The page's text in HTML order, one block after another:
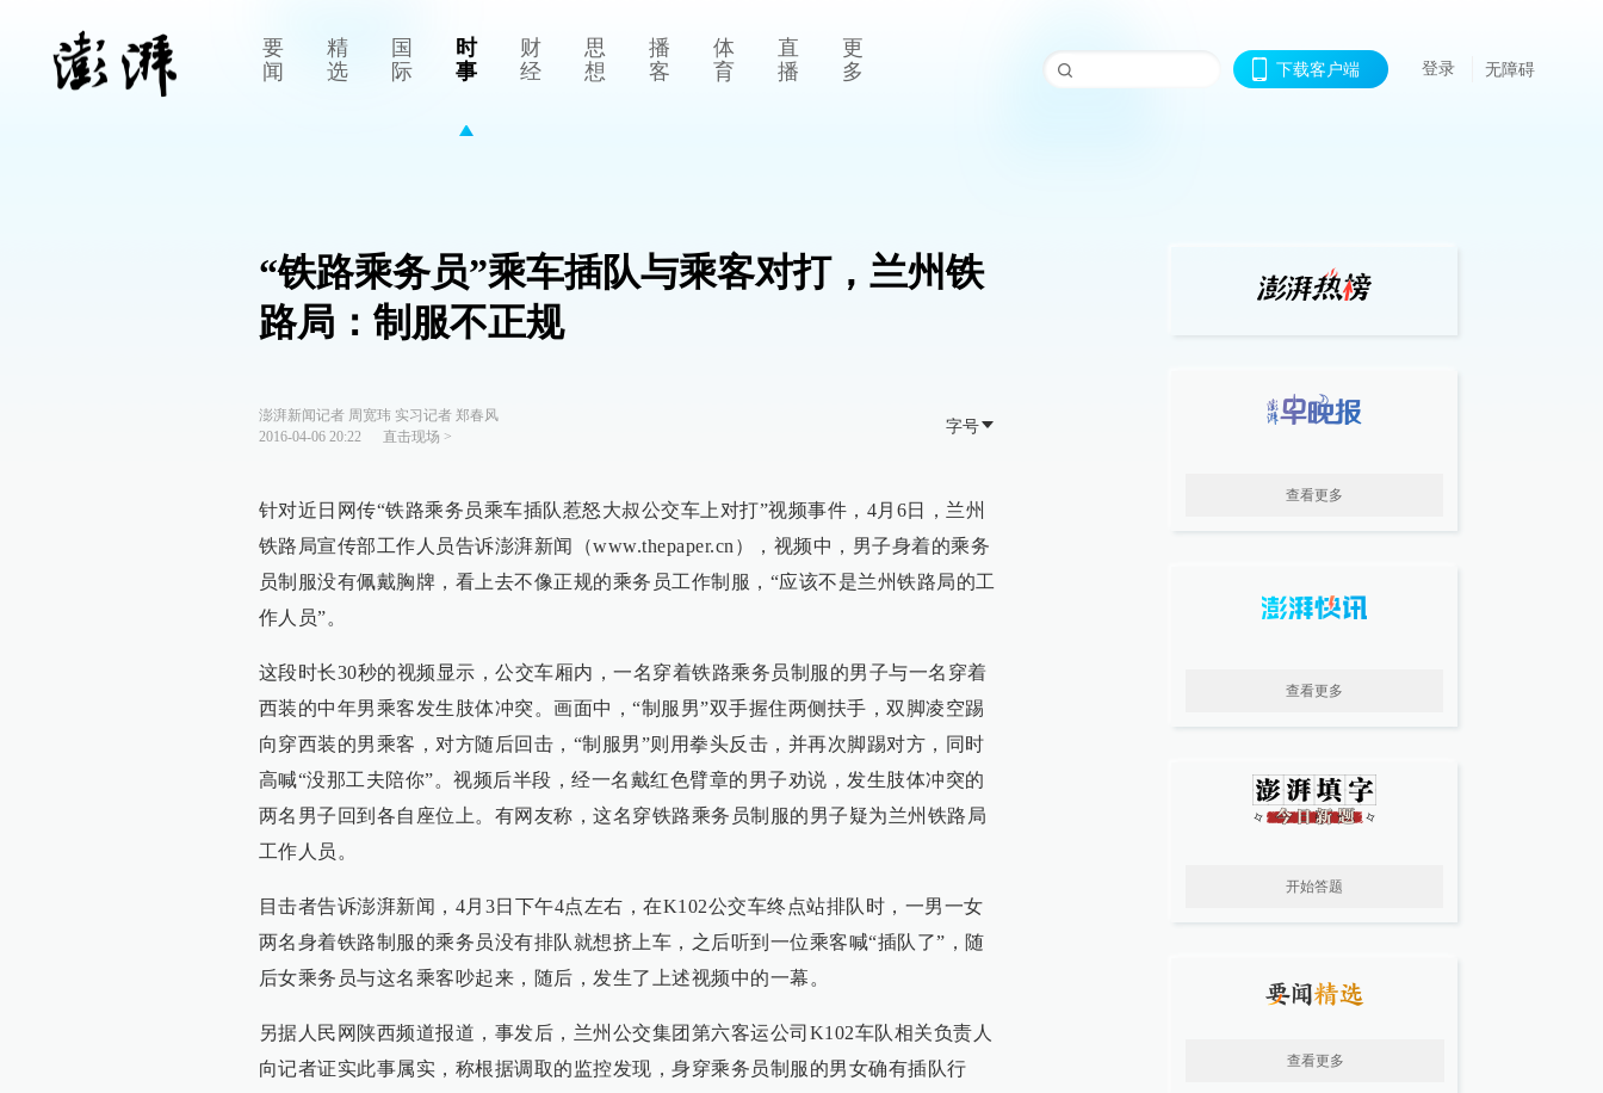
要
闻
精
选
国
际
时
事
财
经
思
想
播
客
体
育
直
播
更
多
下载客户端 登录 无障碍
“铁路乘务员”乘车插队与乘客对打，兰州铁
路局：制服不正规
澎湃新闻记者 周宽玮 实习记者 郑春风
2016-04-06 20:22
直击现场 >
字号
针对近日网传“铁路乘务员乘车插队惹怒大叔公交车上对打”视频事件，4月6日，兰州
铁路局宣传部工作人员告诉澎湃新闻（www.thepaper.cn），视频中，男子身着的乘务
员制服没有佩戴胸牌，看上去不像正规的乘务员工作制服，“应该不是兰州铁路局的工
作人员”。
这段时长30秒的视频显示，公交车厢内，一名穿着铁路乘务员制服的男子与一名穿着
西装的中年男乘客发生肢体冲突。画面中，“制服男”双手握住两侧扶手，双脚凌空踢
向穿西装的男乘客，对方随后回击，“制服男”则用拳头反击，并再次脚踢对方，同时
高喊“没那工夫陪你”。视频后半段，经一名戴红色臂章的男子劝说，发生肢体冲突的
两名男子回到各自座位上。有网友称，这名穿铁路乘务员制服的男子疑为兰州铁路局
工作人员。
目击者告诉澎湃新闻，4月3日下午4点左右，在K102公交车终点站排队时，一男一女
两名身着铁路制服的乘务员没有排队就想挤上车，之后听到一位乘客喊“插队了”，随
后女乘务员与这名乘客吵起来，随后，发生了上述视频中的一幕。
另据人民网陕西频道报道，事发后，兰州公交集团第六客运公司K102车队相关负责人
向记者证实此事属实，称根据调取的监控发现，身穿乘务员制服的男女确有插队行
查看更多
查看更多
开始答题
查看更多